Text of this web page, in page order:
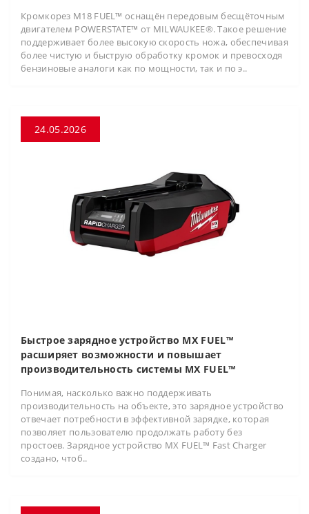
Кромкорез M18 FUEL™ оснащён передовым бесщёточным
двигателем POWERSTATE™ от MILWAUKEE®. Такое решение
поддерживает более высокую скорость ножа, обеспечивая
более чистую и быструю обработку кромок и превосходя
бензиновые аналоги как по мощности, так и по э..
24.05.2026
Быстрое зарядное устройство MX FUEL™
расширяет возможности и повышает
производительность системы MX FUEL™
Понимая, насколько важно поддерживать
производительность на объекте, это зарядное устройство
отвечает потребности в эффективной зарядке, которая
позволяет пользователю продолжать работу без
простоев. Зарядное устройство MX FUEL™ Fast Charger
создано, чтоб..